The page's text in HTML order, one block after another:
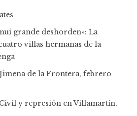
grande deshorden»: La
villas hermanas de la
de la Frontera, febrero-
y represión en Villamartín,